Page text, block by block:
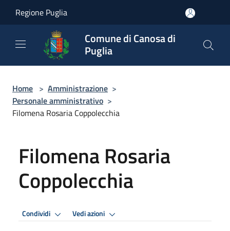
Regione Puglia
Comune di Canosa di
Puglia
Home > Amministrazione >
Personale amministrativo >
Filomena Rosaria Coppolecchia
Filomena Rosaria
Coppolecchia
Condividi Vedi azioni